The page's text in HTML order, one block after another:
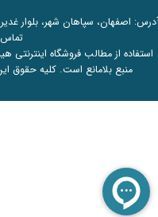
استفاده از مطالب فروشگاه اینترنتی
منبع بلامانع است. کلیه حقوق